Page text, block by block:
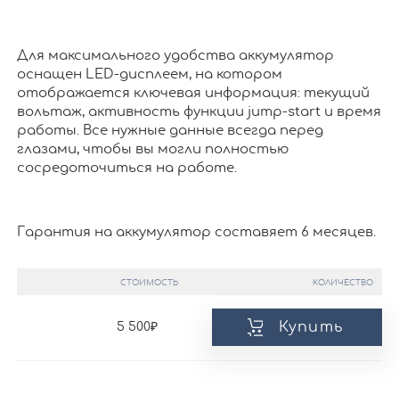
Для максимального удобства аккумулятор
оснащен LED-дисплеем, на котором
отображается ключевая информация: текущий
вольтаж, активность функции jump-start и время
работы. Все нужные данные всегда перед
глазами, чтобы вы могли полностью
сосредоточиться на работе.
Гарантия на аккумулятор составяет 6 месяцев.
СТОИМОСТЬ КОЛИЧЕСТВО
5 500 Купить